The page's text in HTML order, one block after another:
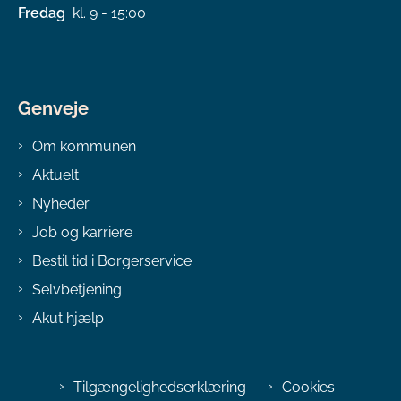
Fredag kl. 9 - 15:00
Genveje
Om kommunen
Aktuelt
Nyheder
Job og karriere
Bestil tid i Borgerservice
Selvbetjening
Akut hjælp
Tilgængelighedserklæring Cookies